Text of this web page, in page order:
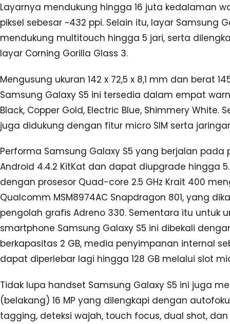
Layarnya mendukung hingga 16 juta kedalaman
piksel sebesar ~432 ppi. Selain itu, layar Samsung
mendukung multitouch hingga 5 jari, serta
layar Corning Gorilla Glass 3.
Mengusung ukuran 142 x 72,5 x 8,1 mm dan berat
Samsung Galaxy S5 ini tersedia dalam empat
Black, Copper Gold, Electric Blue, Shimmery White.
juga didukung dengan fitur micro SIM serta
Performa Samsung Galaxy S5 yang berjalan
Android 4.4.2 KitKat dan dapat diupgrade hingga
dengan prosesor Quad-core 2.5 GHz Krait 400
Qualcomm MSM8974AC Snapdragon 801, yang
pengolah grafis Adreno 330. Sementara itu untuk
smartphone Samsung Galaxy S5 ini dibekali
berkapasitas 2 GB, media penyimpanan internal
dapat diperlebar lagi hingga 128 GB melalui slot
Tidak lupa handset Samsung Galaxy S5 ini juga
(belakang) 16 MP yang dilengkapi dengan
tagging, deteksi wajah, touch focus, dual shot, dan